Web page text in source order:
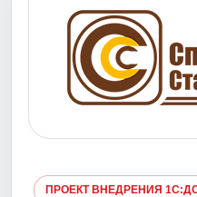
ПРОЕКТ ВНЕДРЕНИЯ